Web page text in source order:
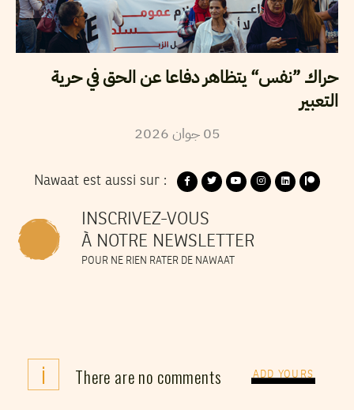
حراك ”نفس“ يتظاهر دفاعا عن الحق في حرية
التعبير
05 جوان2026
Nawaat est aussi sur :
INSCRIVEZ-VOUS
À NOTRE NEWSLETTER
POUR NE RIEN RATER DE NAWAAT
i There are no comments ADD YOURS